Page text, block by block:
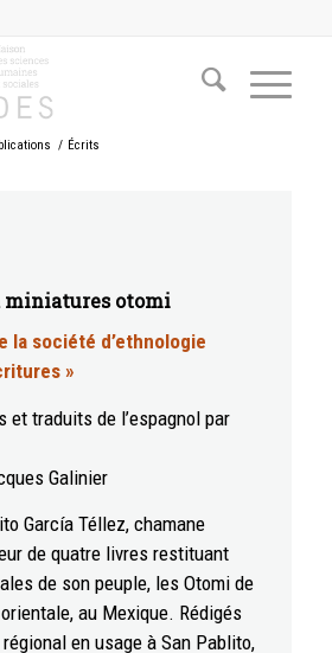
/ Écrits
miniatures otomi
la société d’ethnologie
»
et traduits de l’espagnol par
Galinier
García Téllez, chamane
de quatre livres restituant
de son peuple, les Otomi de
au Mexique. Rédigés
en usage à San Pablito,